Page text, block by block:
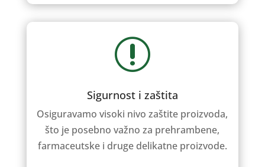
r
Sigurnost i zaštita
Osiguravamo visoki nivo zaštite proizvoda,
što je posebno važno za prehrambene,
farmaceutske i druge delikatne proizvode.